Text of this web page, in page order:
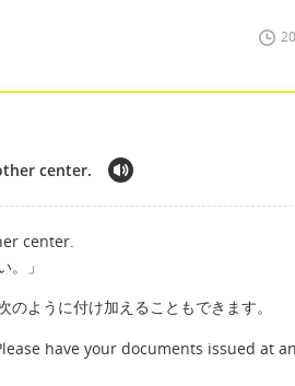
center.
center.
。」
ように付け加えることもできます。
have your documents issued at